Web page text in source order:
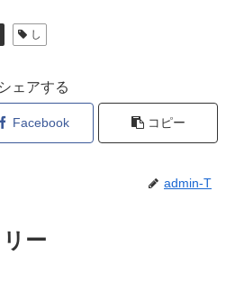
し
シェアする
Facebook コピー
admin-T
ー